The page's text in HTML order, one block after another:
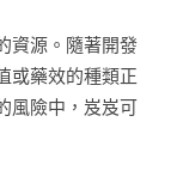
資源。隨著開發
或藥效的種類正
風險中，岌岌可